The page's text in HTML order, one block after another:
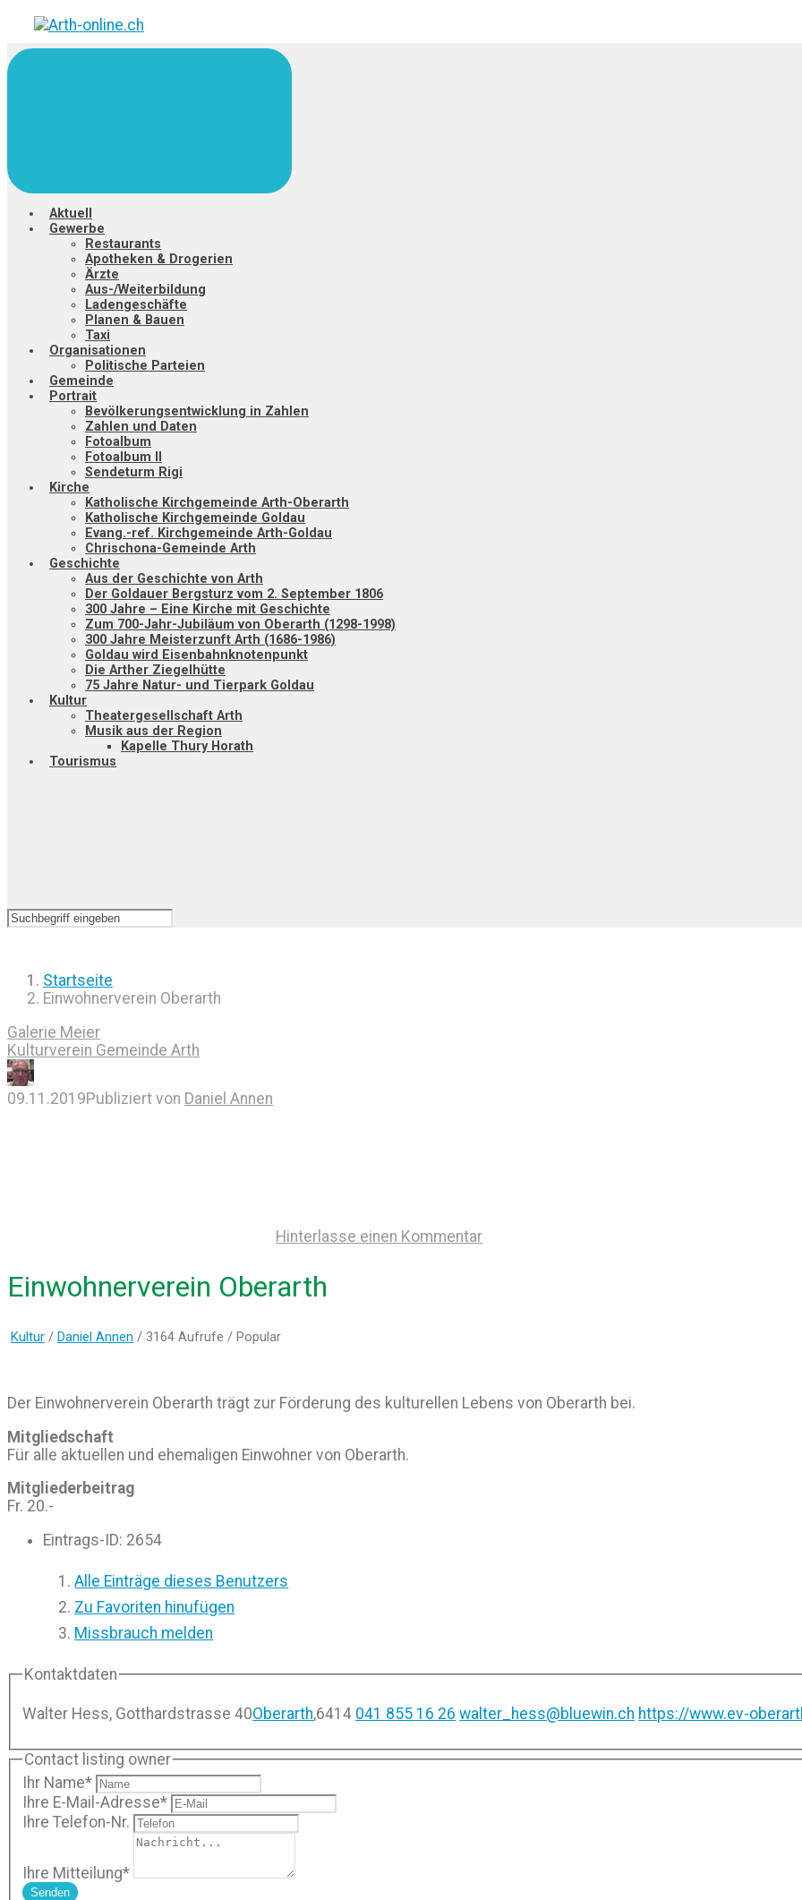
Zum
Hauptinhalt
springen
Aktuell
Gewerbe
Restaurants
Apotheken & Drogerien
Ärzte
Aus-/Weiterbildung
Ladengeschäfte
Planen & Bauen
Taxi
Organisationen
Politische Parteien
Gemeinde
Portrait
Bevölkerungsentwicklung in Zahlen
Zahlen und Daten
Fotoalbum
Fotoalbum II
Sendeturm Rigi
Kirche
Katholische Kirchgemeinde Arth-Oberarth
Katholische Kirchgemeinde Goldau
Evang.-ref. Kirchgemeinde Arth-Goldau
Chrischona-Gemeinde Arth
Geschichte
Aus der Geschichte von Arth
Der Goldauer Bergsturz vom 2. September 1806
300 Jahre – Eine Kirche mit Geschichte
Zum 700-Jahr-Jubiläum von Oberarth (1298-1998)
300 Jahre Meisterzunft Arth (1686-1986)
Goldau wird Eisenbahnknotenpunkt
Die Arther Ziegelhütte
75 Jahre Natur- und Tierpark Goldau
Kultur
Theatergesellschaft Arth
Musik aus der Region
Kapelle Thury Horath
Tourismus
Startseite
Einwohnerverein Oberarth
Galerie Meier
Kulturverein Gemeinde Arth
09.11.2019Publiziert von Daniel Annen
Hinterlasse einen Kommentar
Einwohnerverein Oberarth
Kultur / Daniel Annen / 3164 Aufrufe / Popular
Der Einwohnerverein Oberarth trägt zur Förderung des kulturellen Lebens von Oberarth bei.
Mitgliedschaft
Für alle aktuellen und ehemaligen Einwohner von Oberarth.
Mitgliederbeitrag
Fr. 20.-
Eintrags-ID: 2654
Alle Einträge dieses Benutzers
Zu Favoriten hinufügen
Missbrauch melden
Kontaktdaten
Walter Hess, Gotthardstrasse 40Oberarth,6414 041 855 16 26 walter_hess@bluewin.ch https://www.ev-
Contact listing owner
Ihr Name*
Ihre E-Mail-Adresse*
Ihre Telefon-Nr.
Ihre Mitteilung*
Senden